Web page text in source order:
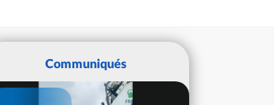
Communiqués